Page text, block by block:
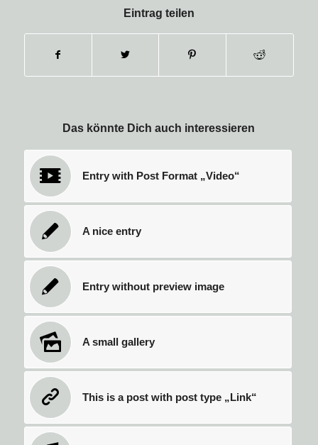
Eintrag teilen
Das könnte Dich auch interessieren
Entry with Post Format „Video“
A nice entry
Entry without preview image
A small gallery
This is a post with post type „Link“